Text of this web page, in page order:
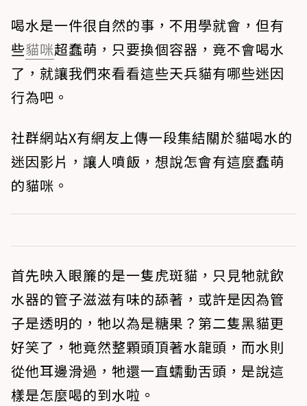
喝水是一件很自然的事，不用學就會，但有
些貓咪超蠢萌，只要換個容器，竟不會喝水
了，就讓我們來看看這些天兵貓有哪些迷因
行為吧。
社群網站X有網友上傳一段集結關於貓喝水的
迷因影片，讓人噴飯，想說怎會有這麼蠢萌
的貓咪。
首先映入眼簾的是一隻虎斑貓，只見牠就飲
水器的管子滋滋有味的舔著，或許是因為管
子是透明的，牠以為是糖果？第二隻黑貓更
好笑了，牠竟然整顆頭頂著水龍頭，而水則
從他耳邊滑過，牠還一直蠕動舌頭，是說這
樣是怎麼喝的到水啦。